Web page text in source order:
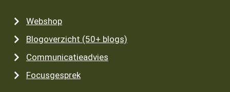
Webshop
Blogoverzicht (50+ blogs)
Communicatieadvies
Focusgesprek